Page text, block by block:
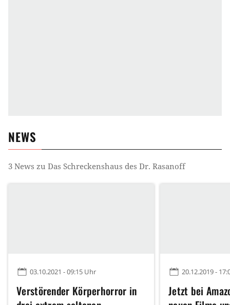
NEWS
3 News zu Das Schreckenshaus des Dr. Rasanoff
03.10.2021 - 09:15 Uhr
Verstörender Körperhorror in
20.12.2019 -
Jetzt bei